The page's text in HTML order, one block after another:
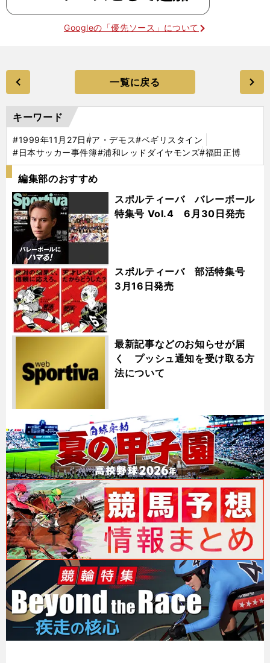
Googleの「優先ソース」について
一覧に戻る
キーワード
#1999年11月27日#ア・デモス#ベギリスタイン
#日本サッカー事件簿#浦和レッドダイヤモンズ#福田正博
編集部のおすすめ
スポルティーバ バレーボール
特集号 Vol.4 6月30日発売
スポルティーバ 部活特集号
3月16日発売
最新記事などのお知らせが届
く プッシュ通知を受け取る方
法について